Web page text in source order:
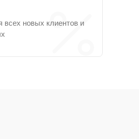
всех новых клиентов и